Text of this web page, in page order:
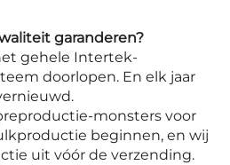
garanderen?
gehele Intertek-
doorlopen. En elk jaar
monsters voor
beginnen, en wij
uit vóór de verzending.